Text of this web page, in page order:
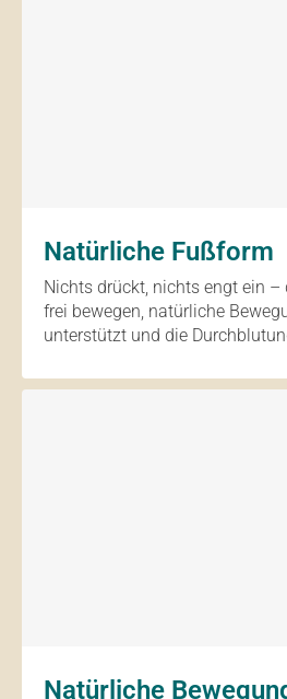
Natürliche Fußform
Nichts drückt, nichts engt ein –
frei bewegen, natürliche
unterstützt und die
Natürliche